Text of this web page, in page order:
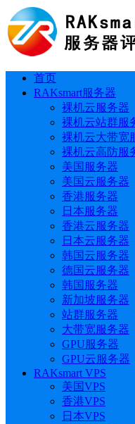
首页
RAKsmart服务器
裸机云服务器
裸机云站群服
裸机云大带宽
裸机云高防服
美国服务器
美国云服务器
香港服务器
日本服务器
香港云服务器
日本云服务器
韩国云服务器
德国云服务器
韩国服务器
新加坡服务器
站群服务器
大带宽服务器
GPU服务器
GPU云服务器
RAKsmart VPS
美国VPS
香港VPS
日本VPS